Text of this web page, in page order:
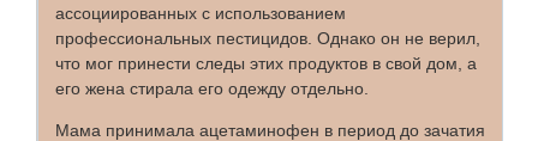
ассоциированных с использованием
профессиональных пестицидов. Однако он не верил,
что мог принести следы этих продуктов в свой дом, а
его жена стирала его одежду отдельно.
Мама принимала ацетаминофен в период до зачатия